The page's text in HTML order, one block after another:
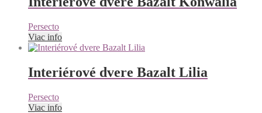
Persecto
Viac info
Interiérové dvere Bazalt Lilia
Persecto
Viac info